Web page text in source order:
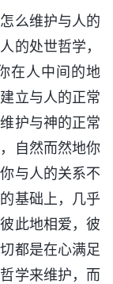
么维护与人的
的处世哲学，
在人中间的地
立与人的正常
护与神的正常
自然而然地你
与人的关系不
基础上，几乎
此地相爱，彼
都是在心满足
学来维护，而